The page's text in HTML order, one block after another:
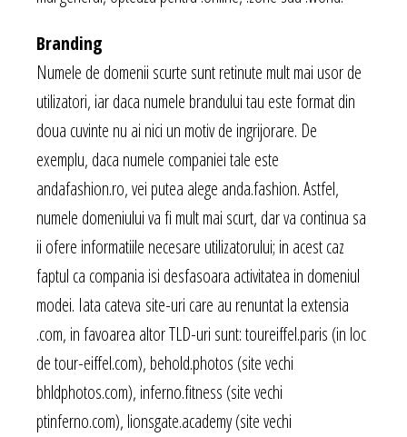
Branding
Numele de domenii scurte sunt retinute mult mai usor de
utilizatori, iar daca numele brandului tau este format din
doua cuvinte nu ai nici un motiv de ingrijorare. De
exemplu, daca numele companiei tale este
andafashion.ro, vei putea alege anda.fashion. Astfel,
numele domeniului va fi mult mai scurt, dar va continua sa
ii ofere informatiile necesare utilizatorului; in acest caz
faptul ca compania isi desfasoara activitatea in domeniul
modei. Iata cateva site-uri care au renuntat la extensia
.com, in favoarea altor TLD-uri sunt: toureiffel.paris (in loc
de tour-eiffel.com), behold.photos (site vechi
bhldphotos.com), inferno.fitness (site vechi
ptinferno.com), lionsgate.academy (site vechi